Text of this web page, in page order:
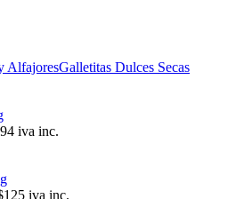
AlfajoresGalletitas Dulces Secas
94 iva inc.
125 iva inc.